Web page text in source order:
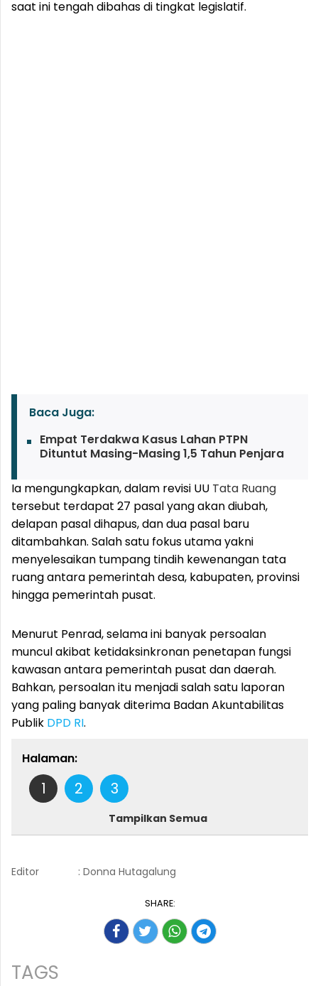
saat ini tengah dibahas di tingkat legislatif.
Baca Juga:
Empat Terdakwa Kasus Lahan PTPN
Dituntut Masing-Masing 1,5 Tahun Penjara
Ia mengungkapkan, dalam revisi UU Tata Ruang
tersebut terdapat 27 pasal yang akan diubah,
delapan pasal dihapus, dan dua pasal baru
ditambahkan. Salah satu fokus utama yakni
menyelesaikan tumpang tindih kewenangan tata
ruang antara pemerintah desa, kabupaten, provinsi
hingga pemerintah pusat.
Menurut Penrad, selama ini banyak persoalan
muncul akibat ketidaksinkronan penetapan fungsi
kawasan antara pemerintah pusat dan daerah.
Bahkan, persoalan itu menjadi salah satu laporan
yang paling banyak diterima Badan Akuntabilitas
Publik DPD RI.
Halaman:
1 2 3
Tampilkan Semua
Editor : Donna Hutagalung
SHARE:
TAGS